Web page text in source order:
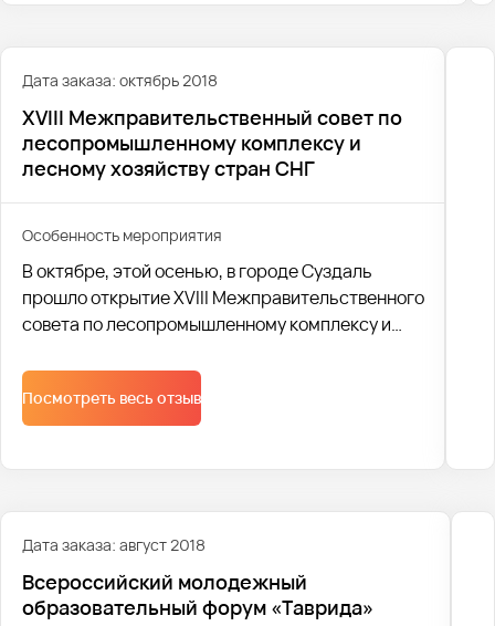
Дата заказа: октябрь 2018
XVIII Межправительственный совет по
лесопромышленному комплексу и
лесному хозяйству стран СНГ
Особенность мероприятия
В октябре, этой осенью, в городе Суздаль
прошло открытие XVIII Межправительственного
совета по лесопромышленному комплексу и
Посмотреть весь отзыв
Дата заказа: август 2018
Всероссийский молодежный
образовательный форум «Таврида»